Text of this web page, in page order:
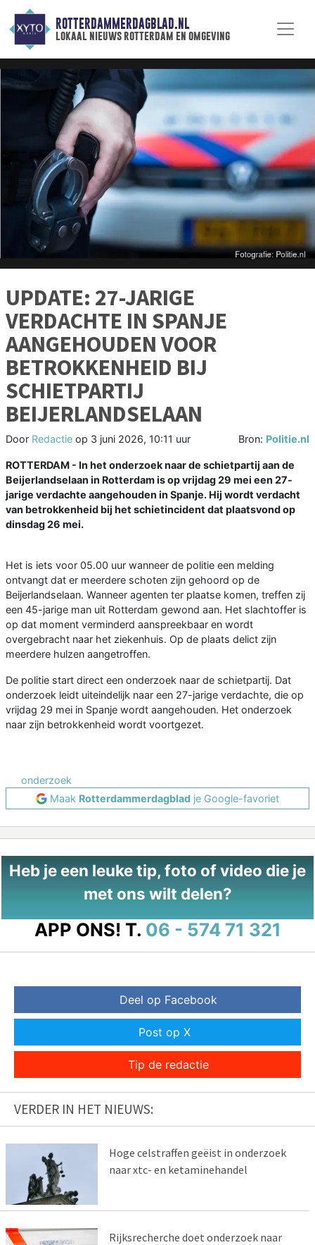
ROTTERDAMMERDAGBLAD.NL
lokaal nieuws rotterdam en omgeving
UPDATE: 27-JARIGE
VERDACHTE IN SPANJE
AANGEHOUDEN VOOR
BETROKKENHEID BIJ
SCHIETPARTIJ
BEIJERLANDSELAAN
Door Redactie op 3 juni 2026, 10:11 uur Bron: Politie.nl
ROTTERDAM - In het onderzoek naar de schietpartij aan de
Beijerlandselaan in Rotterdam is op vrijdag 29 mei een 27-
jarige verdachte aangehouden in Spanje. Hij wordt verdacht
van betrokkenheid bij het schietincident dat plaatsvond op
dinsdag 26 mei.
Het is iets voor 05.00 uur wanneer de politie een melding
ontvangt dat er meerdere schoten zijn gehoord op de
Beijerlandselaan. Wanneer agenten ter plaatse komen, treffen zij
een 45-jarige man uit Rotterdam gewond aan. Het slachtoffer is
op dat moment verminderd aanspreekbaar en wordt
overgebracht naar het ziekenhuis. Op de plaats delict zijn
meerdere hulzen aangetroffen.
De politie start direct een onderzoek naar de schietpartij. Dat
onderzoek leidt uiteindelijk naar een 27-jarige verdachte, die op
vrijdag 29 mei in Spanje wordt aangehouden. Het onderzoek
naar zijn betrokkenheid wordt voortgezet.
onderzoek
Maak Rotterdammerdagblad je Google-favoriet
Heb je een leuke tip, foto of video die je
met ons wilt delen?
APP ONS! T. 06 - 574 71 321
Deel op Facebook
Post op X
Tip de redactie
VERDER IN HET NIEUWS:
Hoge celstraffen geëist in onderzoek
naar xtc- en ketaminehandel
Rijksrecherche doet onderzoek naar